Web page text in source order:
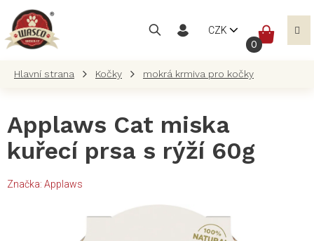
obsah
CZK
Kočky mokrá krmiva pro kočky
Applaws Cat miska
kuřecí prsa s rýží 60g
Značka: Applaws